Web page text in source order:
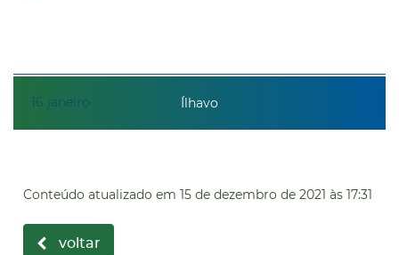
16 janeiro Ílhavo
Conteúdo atualizado em 15 de dezembro de 2021 às 17:31
voltar